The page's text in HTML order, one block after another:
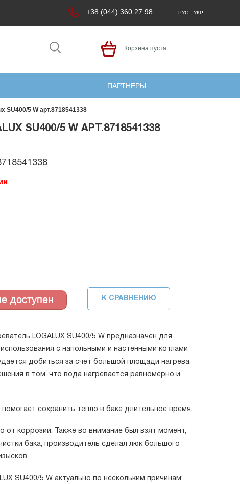
+38 (044) 360 27 98 РУС УКР
Корзина пуста
ПАРТНЕРЫ
SU400/5 W арт.8718541338
SU400/5 W АРТ.8718541338
К СРАВНЕНИЮ
LOGALUX SU400/5 W предназначен для
с напольными и настенными котлами
добиться за счет большой площади нагрева.
в том, что вода нагревается равномерно и
сохранить тепло в баке длительное время.
от коррозии. Также во внимание был взят момент,
бака, производитель сделал люк большого
SU400/5 W актуально по нескольким причинам: